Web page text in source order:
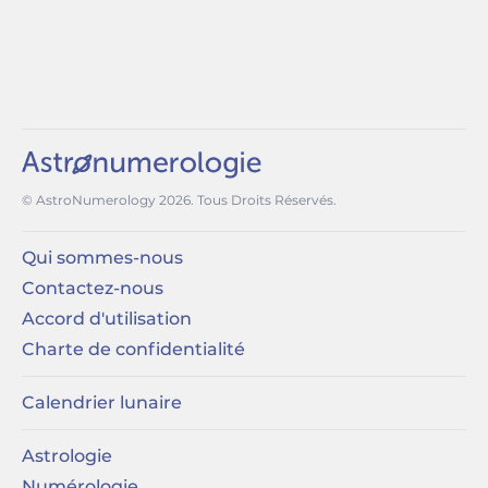
© AstroNumerology 2026. Tous Droits Réservés.
Qui sommes-nous
Contactez-nous
Accord d'utilisation
Charte de confidentialité
Calendrier lunaire
Astrologie